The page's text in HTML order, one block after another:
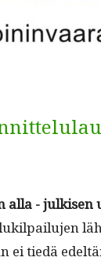
alla -julkisen
ei tiedä